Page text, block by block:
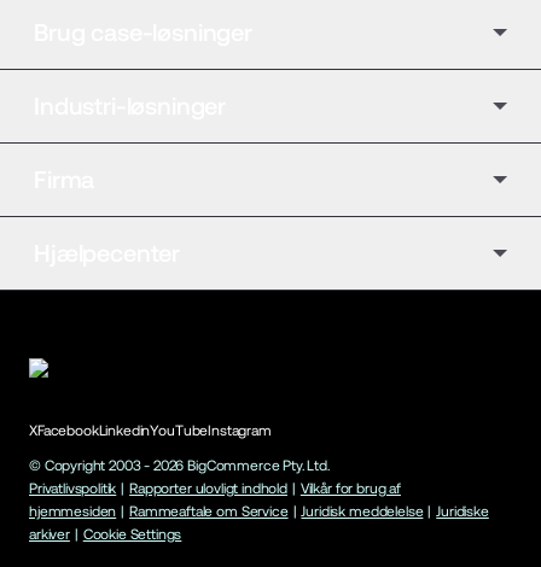
XFacebookLinkedinYouTubeInstagram
© Copyright 2003 - 2026 BigCommerce Pty. Ltd.
Privatlivspolitik | Rapporter ulovligt indhold | Vilkår for brug af
hjemmesiden | Rammeaftale om Service | Juridisk meddelelse | Juridiske
arkiver | Cookie Settings